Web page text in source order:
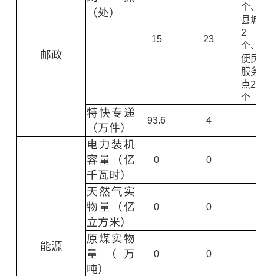
邮政
（处）
15 23
个、
县城
2
个、
便民
服务
点2
个
特快专递
（万件）
93.6 4
能源
电力装机
容量（亿
千瓦时）
0 0
天然气实
物量（亿
立方米）
0 0
原煤实物
量（万
吨）
0 0